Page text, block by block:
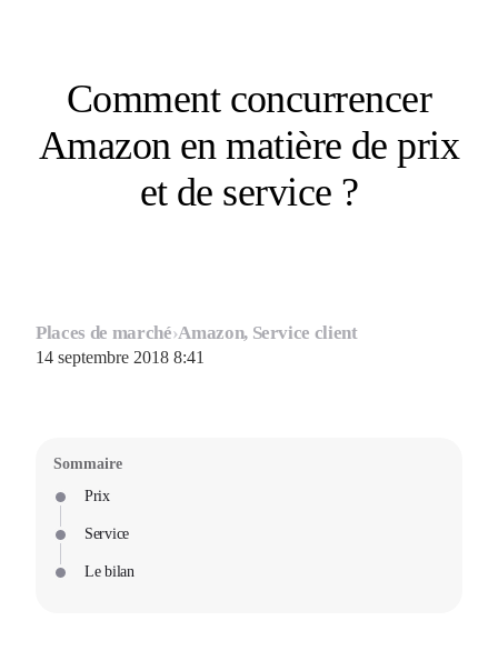
Comment concurrencer
Amazon en matière de prix
et de service ?
Places de marché›Amazon, Service client
14 septembre 2018 8:41
Sommaire
Prix
Service
Le bilan